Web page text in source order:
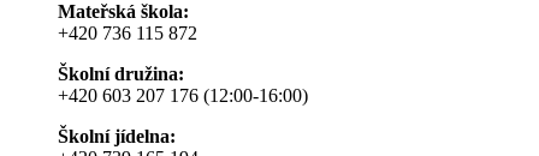
Mateřská škola:
+420 736 115 872
Školní družina:
+420 603 207 176 (12:00-16:00)
Školní jídelna: